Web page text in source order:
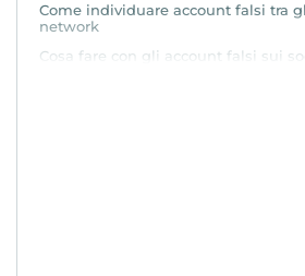
Come individuare account falsi tra
network
Cosa fare con gli account falsi sui